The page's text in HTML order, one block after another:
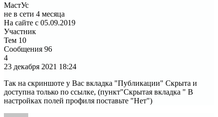
МастУс
не в сети 4 месяца
На сайте с 05.09.2019
Участник
Тем 10
Сообщения 96
4
23 декабря 2021 18:24
Так на скриншоте у Вас вкладка "Публикации" Скрыта и
доступна только по ссылке, (пункт"Скрытая вкладка " В
настройках полей профиля поставьте "Нет")